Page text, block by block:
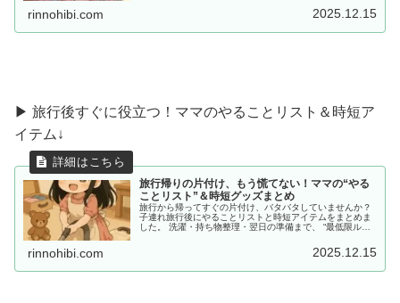
rinnohibi.com 2025.12.15
▶ 旅行後すぐに役立つ！ママのやることリスト＆時短ア
イテム↓
旅行帰りの片付け、もう慌てない！ママの“やる
ことリスト”＆時短グッズまとめ
旅行から帰ってすぐの片付け、バタバタしていませんか？
子連れ旅行後にやることリストと時短アイテムをまとめま
した。 洗濯・持ち物整理・翌日の準備まで、 “最低限ルー
rinnohibi.com 2025.12.15